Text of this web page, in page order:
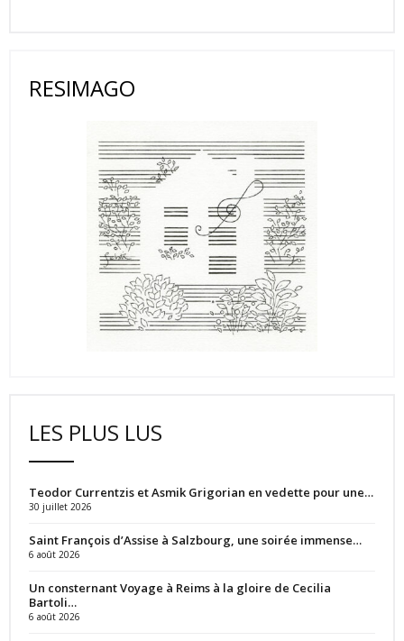
RESIMAGO
LES PLUS LUS
Teodor Currentzis et Asmik Grigorian en vedette pour une…
30 juillet 2026
Saint François d’Assise à Salzbourg, une soirée immense…
6 août 2026
Un consternant Voyage à Reims à la gloire de Cecilia
Bartoli…
6 août 2026